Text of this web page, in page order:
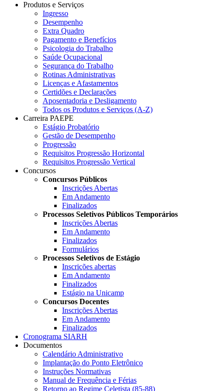
Produtos e Serviços
Ingresso
Desempenho
Extra Quadro
Pagamento e Benefícios
Psicologia do Trabalho
Saúde Ocupacional
Segurança do Trabalho
Rotinas Administrativas
Licenças e Afastamentos
Certidões e Declarações
Aposentadoria e Desligamento
Todos os Produtos e Serviços (A-Z)
Carreira PAEPE
Estágio Probatório
Gestão de Desempenho
Progressão
Requisitos Progressão Horizontal
Requisitos Progressão Vertical
Concursos
Concursos Públicos
Inscrições Abertas
Em Andamento
Finalizados
Processos Seletivos Públicos Temporários
Inscrições Abertas
Em Andamento
Finalizados
Formulários
Processos Seletivos de Estágio
Inscrições abertas
Em Andamento
Finalizados
Estágio na Unicamp
Concursos Docentes
Inscrições Abertas
Em Andamento
Finalizados
Cronograma SIARH
Documentos
Calendário Administrativo
Implantação do Ponto Eletrônico
Instruções Normativas
Manual de Frequência e Férias
Retorno ao Regime Celetista (85-88)